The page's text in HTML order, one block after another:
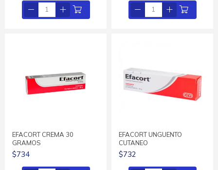
EFACORT CREMA 30
GRAMOS
$734
EFACORT UNGUENTO
CUTANEO
$732